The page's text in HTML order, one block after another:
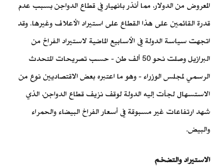
المعروض من الدولار، مما أنذر بانهيار في قطاع الدواجن بسبب عدم
قدرة القائمين على هذا القطاع على استيراد الأعلاف وغيرها. وقد
اتجهت سياسة الدولة في الأسابيع الماضية لاستيراد الفراخ من
البرازيل وصلت نحو 50 ألف طن - حسب تصريحات المتحدث
الرسمي لمجلس الوزراء - وهو ما اعتبره بعض الاقتصاديين نوع من
الاستسهال لجأت إليه الدولة لوقف نزيف قطاع الدواجن، الذي
شهد ارتفاعات غير مسبوقة في أسعار الفراخ البيضاء والحمراء
والبيض.
الاستيراد والتضخم